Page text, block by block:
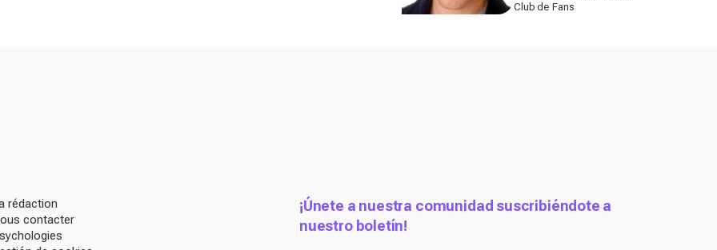
Club de Fans
rédaction
contacter
¡Únete a nuestra comunidad suscribiéndote a
nuestro boletín!